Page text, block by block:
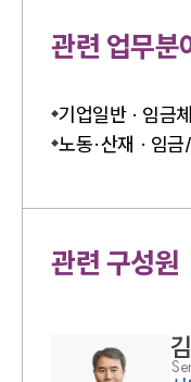
관련 업무분
기업일반 · 임금
노동·산재 · 임
관련 구성원